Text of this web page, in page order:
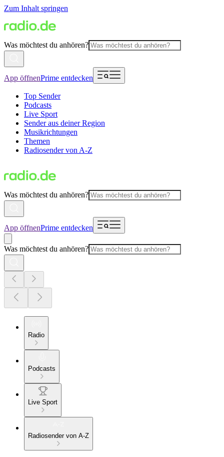
Zum Inhalt springen
Was möchtest du anhören?
App öffnenPrime entdecken
Top Sender
Podcasts
Live Sport
Sender aus deiner Region
Musikrichtungen
Themen
Radiosender von A-Z
Was möchtest du anhören?
App öffnenPrime entdecken
Was möchtest du anhören?
Radio
Podcasts
Live Sport
Radiosender von A-Z